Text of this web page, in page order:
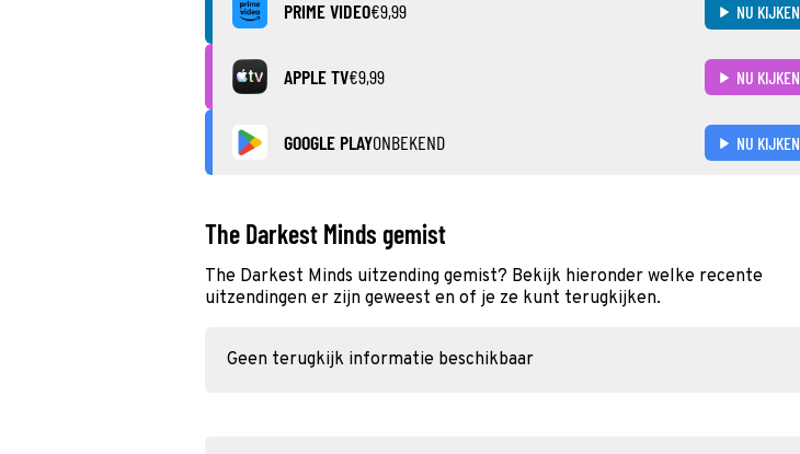
PRIME VIDEO€9,99 NU KIJKEN
APPLE TV€9,99 NU KIJKEN
GOOGLE PLAYONBEKEND NU KIJKEN
The Darkest Minds gemist
The Darkest Minds uitzending gemist? Bekijk hieronder welke recente
uitzendingen er zijn geweest en of je ze kunt terugkijken.
Geen terugkijk informatie beschikbaar